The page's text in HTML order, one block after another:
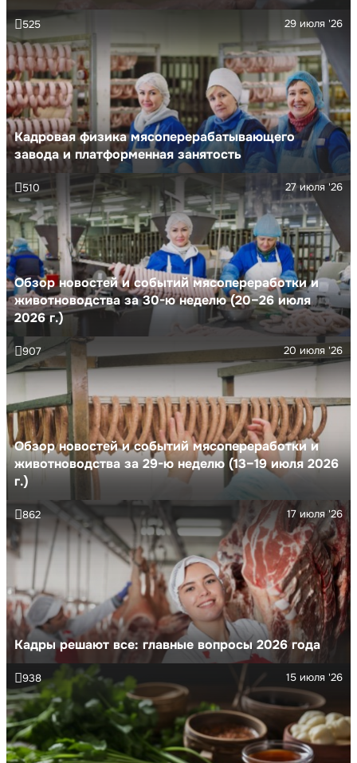
Кадровая физика мясоперерабатывающего
завода и платформенная занятость
29 июля '26
525
Обзор новостей и событий мясопереработки и
животноводства за 30-ю неделю (20–26 июля
2026 г.)
27 июля '26
510
Обзор новостей и событий мясопереработки и
животноводства за 29-ю неделю (13–19 июля 2026
г.)
20 июля '26
907
Кадры решают все: главные вопросы 2026 года
17 июля '26
862
15 июля '26
938